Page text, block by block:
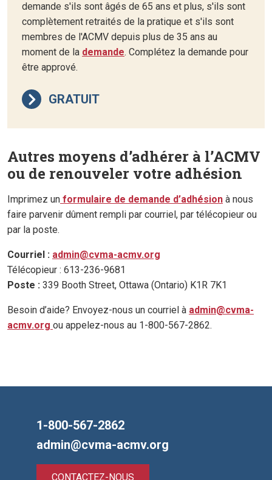
demande s'ils sont âgés de 65 ans et plus, s'ils sont
complètement retraités de la pratique et s'ils sont
membres de l'ACMV depuis plus de 35 ans au
moment de la demande. Complétez la demande pour
être apprové.
GRATUIT
Autres moyens d’adhérer à l’ACMV
ou de renouveler votre adhésion
Imprimez un formulaire de demande d’adhésion à nous
faire parvenir dûment rempli par courriel, par télécopieur ou
par la poste.
Courriel : admin@cvma-acmv.org
Télécopieur : 613-236-9681
Poste : 339 Booth Street, Ottawa (Ontario) K1R 7K1
Besoin d’aide? Envoyez-nous un courriel à admin@cvma-
acmv.org ou appelez-nous au 1-800-567-2862.
1-800-567-2862
admin@cvma-acmv.org
CONTACTEZ-NOUS